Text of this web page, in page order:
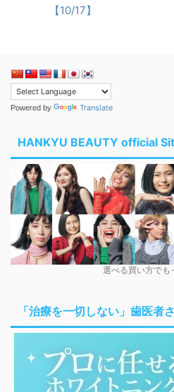
【10/17】
Powered by Translate
HANKYU BEAUTY official
選べる買い方でも
「治療を一切しない」歯医者